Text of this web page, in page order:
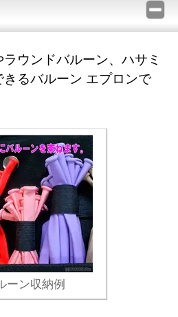
ウンドバルーン、ハサミ
るバルーン エプロンで
ーン収納例